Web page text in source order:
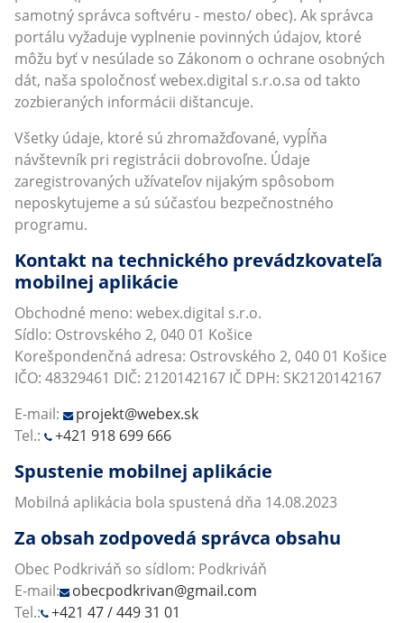
samotný správca softvéru - mesto/ obec). Ak správca
portálu vyžaduje vyplnenie povinných údajov, ktoré
môžu byť v nesúlade so Zákonom o ochrane osobných
dát, naša spoločnosť webex.digital s.r.o.sa od takto
zozbieraných informácii dištancuje.
Všetky údaje, ktoré sú zhromažďované, vypĺňa
návštevník pri registrácii dobrovoľne. Údaje
zaregistrovaných užívateľov nijakým spôsobom
neposkytujeme a sú súčasťou bezpečnostného
programu.
Kontakt na technického prevádzkovateľa
mobilnej aplikácie
Obchodné meno: webex.digital s.r.o.
Sídlo: Ostrovského 2, 040 01 Košice
Korešpondenčná adresa: Ostrovského 2, 040 01 Košice
IČO: 48329461 DIČ: 2120142167 IČ DPH: SK2120142167
E-mail:
projekt@webex.sk
Tel.:
+421 918 699 666
Spustenie mobilnej aplikácie
Mobilná aplikácia bola spustená dňa 14.08.2023
Za obsah zodpovedá správca obsahu
Obec Podkriváň so sídlom: Podkriváň
E-mail:
obecpodkrivan@gmail.com
Tel.: +421 47 / 449 31 01